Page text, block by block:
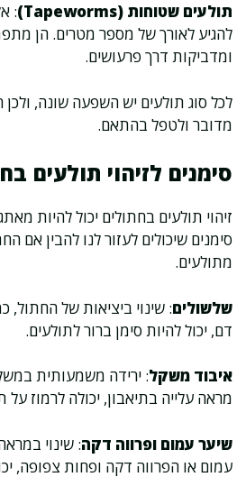
תולעים שטוחות (Tapeworms)
:
להגיע לאורך של מספר מטרים. הן
ומדביקות דרך פרעושים.
לכל סוג תולעים יש השפעה שונה,
מדובר ולטפל בהתאם.
סימנים לזיהוי תולעים
זיהוי תולעים בחתולים יכול להיות
סימנים שיכולים לעזור לנו להבין אם
מתולעים.
שלשולים: שינוי ביציאות של החתול,
דם, יכול להיות סימן ברור לתולעים.
איבוד משקל: ירידה משמעותית
מראה עלייה בתיאבון, יכולה לרמוז על
שיער עמום ופרווה דקה: שינוי
עמום או הפרווה דקה ופחות צפופה,